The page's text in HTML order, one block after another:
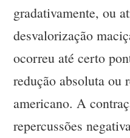
gradativamente, ou
desvalorização
ocorreu até certo
redução absoluta ou
americano. A
repercussões